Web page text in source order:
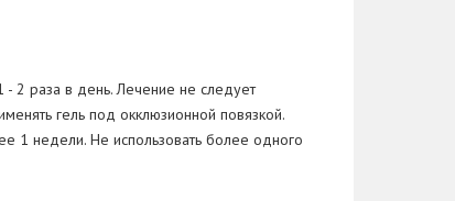
- 2 раза в день. Лечение не следует
гель под окклюзионной повязкой.
1 недели. Не использовать более одного